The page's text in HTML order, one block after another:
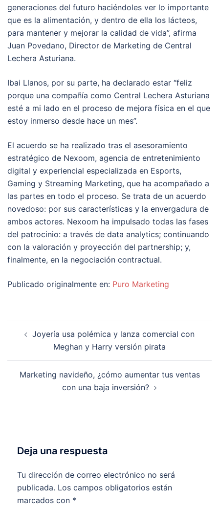
generaciones del futuro haciéndoles ver lo importante
que es la alimentación, y dentro de ella los lácteos,
para mantener y mejorar la calidad de vida”, afirma
Juan Povedano, Director de Marketing de Central
Lechera Asturiana.
Ibai Llanos, por su parte, ha declarado estar “feliz
porque una compañía como Central Lechera Asturiana
esté a mi lado en el proceso de mejora física en el que
estoy inmerso desde hace un mes”.
El acuerdo se ha realizado tras el asesoramiento
estratégico de Nexoom, agencia de entretenimiento
digital y experiencial especializada en Esports,
Gaming y Streaming Marketing, que ha acompañado a
las partes en todo el proceso. Se trata de un acuerdo
novedoso: por sus características y la envergadura de
ambos actores. Nexoom ha impulsado todas las fases
del patrocinio: a través de data analytics; continuando
con la valoración y proyección del partnership; y,
finalmente, en la negociación contractual.
Publicado originalmente en: Puro Marketing
entradas
Joyería usa polémica y lanza comercial con
Meghan y Harry versión pirata
Marketing navideño, ¿cómo aumentar tus ventas
con una baja inversión?
Deja una respuesta
Tu dirección de correo electrónico no será
publicada. Los campos obligatorios están
marcados con *